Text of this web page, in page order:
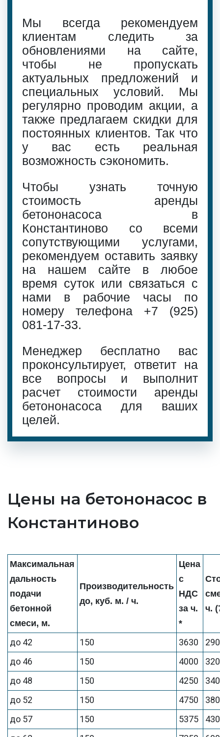
Мы всегда рекомендуем
клиентам следить за
обновлениями на сайте,
чтобы не пропускать
актуальных предложений и
специальных условий. Мы
регулярно проводим акции, а
также предлагаем скидки для
постоянных клиентов. Так что
у вас есть реальная
возможность сэкономить.
Чтобы узнать точную
стоимость аренды
бетононасоса в
Константиново со всеми
сопутствующими услугами,
рекомендуем оставить заявку
на нашем сайте в любое
время суток или связаться с
нами в рабочие часы по
номеру телефона +7 (925)
081-17-33.
Менеджер бесплатно вас
проконсультирует, ответит на
все вопросы и выполнит
расчет стоимости аренды
бетононасоса для ваших
целей.
Цены на бетононасос в
Константиново
Максимальная
дальность
подачи
бетонной
смеси, м.
Производительность
до, куб. м. / ч.
Цена
с
НДС
за ч.
*
ч.
до 42 150 3630
до 46
150 4000
до 48
150 4250
до 52
150 4750
до 57
150 5375